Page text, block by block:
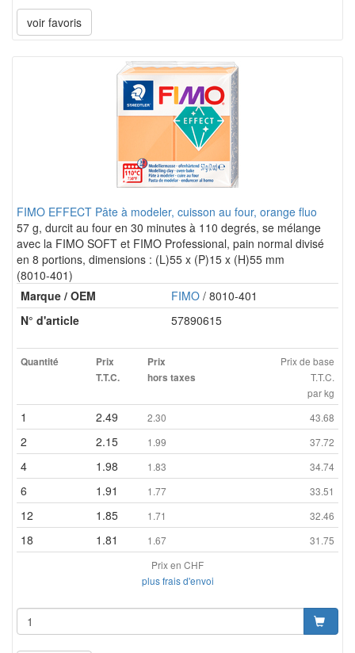
voir favoris
FIMO EFFECT Pâte à modeler, cuisson au four, orange fluo
57 g, durcit au four en 30 minutes à 110 degrés, se mélange
avec la FIMO SOFT et FIMO Professional, pain normal divisé
en 8 portions, dimensions : (L)55 x (P)15 x (H)55 mm
(8010-401)
Marque / OEM
FIMO / 8010-401
N° d'article
57890615
Quantité
Prix
T.T.C.
Prix
hors taxes
Prix de base
T.T.C.
par kg
1 2.49 2.30 43.68
2 2.15 1.99 37.72
4 1.98 1.83 34.74
6 1.91 1.77 33.51
12 1.85 1.71 32.46
18 1.81 1.67
31.75
Prix en CHF
plus frais d'envoi